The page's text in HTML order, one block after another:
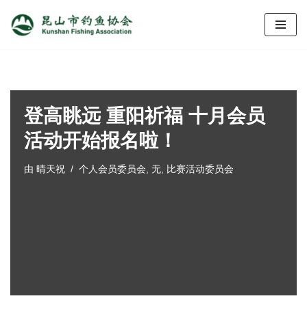
跳
文
登高眺远 重阳祈福 十月会员
活动开始报名啦！
由 晴天祝 个人会员委员会 无 比赛活动委员会